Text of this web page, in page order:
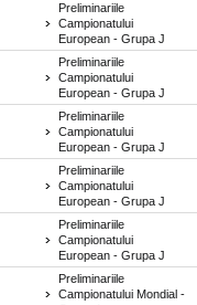
Preliminariile
Campionatului
European - Grupa J
Preliminariile
Campionatului
European - Grupa J
Preliminariile
Campionatului
European - Grupa J
Preliminariile
Campionatului
European - Grupa J
Preliminariile
Campionatului
European - Grupa J
Preliminariile
Campionatului Mondial -